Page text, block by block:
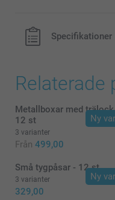
Specifikationer
Relaterade
Ny
Metallboxar med
12 st
3 varianter
Från 499,00
Ny
Små tygpåsar - 12 st
3 varianter
329,00